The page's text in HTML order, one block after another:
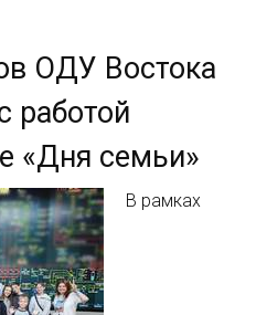
ОДУ Востока
работой
«Дня семьи»
В рамках